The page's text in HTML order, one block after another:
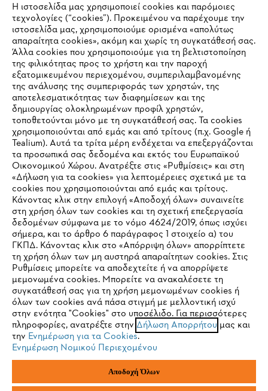
#STIHL
Εταιρεία
STIHL Συχνές ερωτήσεις
Service
Πολιτική απορρήτου Νομικό κείμενο Cookies
Νομικές πληροφορίες
145 64 Κηφισιά, Αθήνα
IHR BROWSER WIRD NICHT
UNTERSTÜTZT
Sie nutzen einen Browser, den wir noch nicht unterstützen. Für
eine optimale Nutzung unserer Seite empfehlen wir Ihnen, zu
einem der folgenden Browser zu wechseln:
Firefox Chrome
Η ιστοσελίδα μας χρησιμοποιεί cookies και παρόμοιες
τεχνολογίες (“cookies”). Προκειμένου να παρέχουμε την
ιστοσελίδα μας, χρησιμοποιούμε ορισμένα «απολύτως
απαραίτητα cookies», ακόμη και χωρίς τη συγκατάθεσή σας.
Άλλα cookies που χρησιμοποιούμε για τη βελτιστοποίηση
της φιλικότητας προς το χρήστη και την παροχή
εξατομικευμένου περιεχομένου, συμπεριλαμβανομένης
της ανάλυσης της συμπεριφοράς των χρηστών, της
αποτελεσματικότητας των διαφημίσεων και της
δημιουργίας ολοκληρωμένων προφίλ χρηστών,
τοποθετούνται μόνο με τη συγκατάθεσή σας. Τα cookies
χρησιμοποιούνται από εμάς και από τρίτους (π.χ. Google ή
Tealium). Αυτά τα τρίτα μέρη ενδέχεται να επεξεργάζονται
τα προσωπικά σας δεδομένα και εκτός του Ευρωπαϊκού
Οικονομικού Χώρου. Ανατρέξτε στις «Ρυθμίσεις» και στη
«Δήλωση για τα cookies» για λεπτομέρειες σχετικά με τα
cookies που χρησιμοποιούνται από εμάς και τρίτους.
Κάνοντας κλικ στην επιλογή «Αποδοχή όλων» συναινείτε
στη χρήση όλων των cookies και τη σχετική επεξεργασία
δεδομένων σύμφωνα με το νόμο 4624/2019, όπως ισχύει
σήμερα, και το άρθρο 6 παράγραφος 1 στοιχείο α) του
ΓΚΠΔ. Κάνοντας κλικ στο «Απόρριψη όλων» απορρίπτετε
τη χρήση όλων των μη αυστηρά απαραίτητων cookies. Στις
Ρυθμίσεις μπορείτε να αποδεχτείτε ή να απορρίψετε
μεμονωμένα cookies. Μπορείτε να ανακαλέσετε τη
συγκατάθεσή σας για τη χρήση μεμονωμένων cookies ή
όλων των cookies ανά πάσα στιγμή με μελλοντική ισχύ
στην ενότητα "Cookies" στο υποσέλιδο. Για περισσότερες
πληροφορίες, ανατρέξτε στην Δήλωση Απορρήτου μας και
την Ενημέρωση για τα Cookies.
Ενημέρωση Νομικού Περιεχομένου
Αποδοχή Όλων